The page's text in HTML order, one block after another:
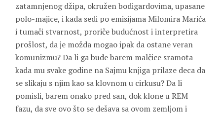
zatamnjenog džipa, okružen bodigardovima, upasane
polo-majice, i kada sedi po emisijama Milomira Marića
i tumači stvarnost, proriče budućnost i interpretira
prošlost, da je možda mogao ipak da ostane veran
komunizmu? Da li ga bude barem malčice sramota
kada mu svake godine na Sajmu knjiga prilaze deca da
se slikaju s njim kao sa klovnom u cirkusu? Da li
pomisli, barem onako pred san, dok klone u REM
fazu, da sve ovo što se dešava sa ovom zemljom i